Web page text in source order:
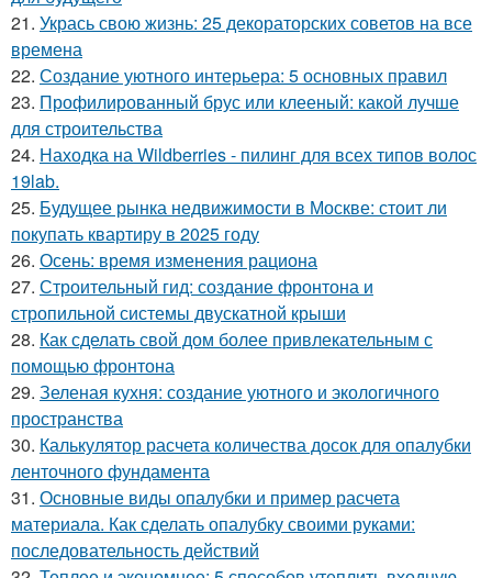
21. Укрась свою жизнь: 25 декораторских советов на все
времена
22. Создание уютного интерьера: 5 основных правил
23. Профилированный брус или клееный: какой лучше
для строительства
24. Находка на Wildberries - пилинг для всех типов волос
19lab.
25. Будущее рынка недвижимости в Москве: стоит ли
покупать квартиру в 2025 году
26. Осень: время изменения рациона
27. Строительный гид: создание фронтона и
стропильной системы двускатной крыши
28. Как сделать свой дом более привлекательным с
помощью фронтона
29. Зеленая кухня: создание уютного и экологичного
пространства
30. Калькулятор расчета количества досок для опалубки
ленточного фундамента
31. Основные виды опалубки и пример расчета
материала. Как сделать опалубку своими руками:
последовательность действий